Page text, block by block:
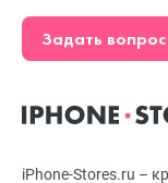
iPhone-Stores.ru –
Задать